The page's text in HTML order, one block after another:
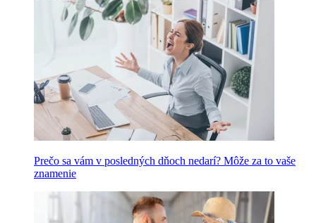
Prečo sa vám v posledných dňoch nedarí? Môže za to vaše
znamenie